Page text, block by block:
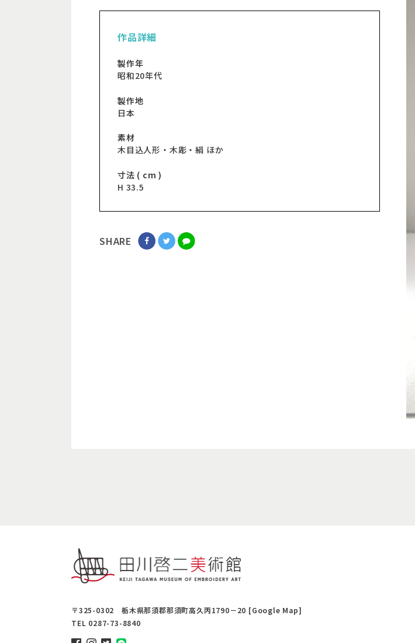
作品詳細
製作年
昭和20年代
製作地
日本
素材
木目込人形・木彫・絹 ほか
寸法 ( cm )
H 33.5
SHARE
〒325-0302 栃木県那須郡那須町高久丙1790－20 [Google Map]
TEL 0287-73-8840